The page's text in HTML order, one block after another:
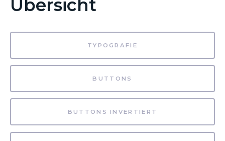
Übersicht
TYPOGRAFIE
BUTTONS
BUTTONS INVERTIERT